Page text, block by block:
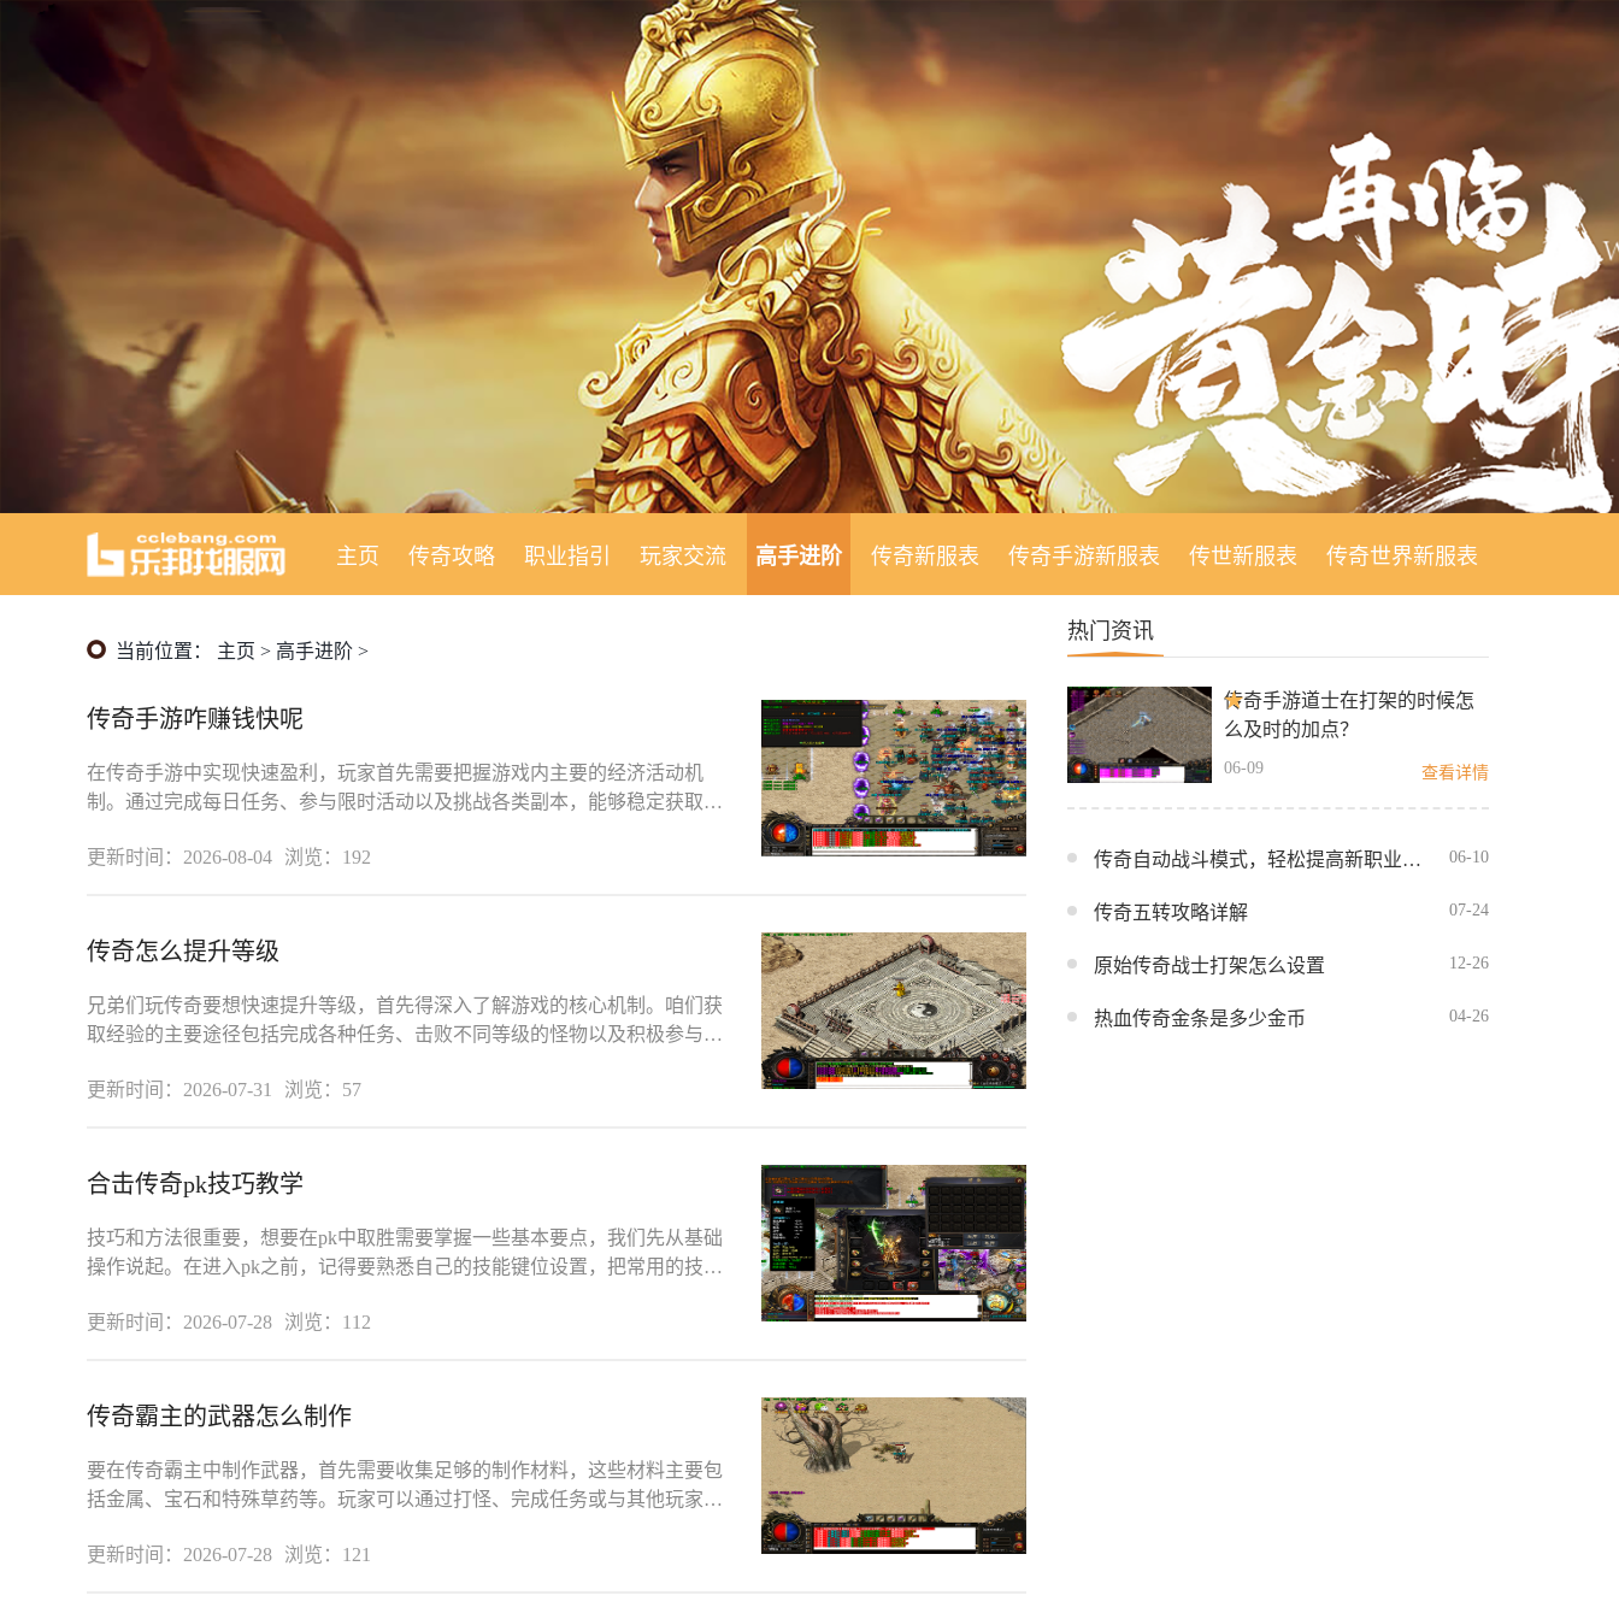
主页 传奇攻略 职业指引 玩家交流 高手进阶 传奇新服表 传奇手游新服表 传世新服表 传奇世界新服表
当前位置： 主页 > 高手进阶 >
传奇手游咋赚钱快呢
在传奇手游中实现快速盈利，玩家首先需要把握游戏内主要的经济活动机
制。通过完成每日任务、参与限时活动以及挑战各类副本，能够稳定获取金
更新时间：2026-08-04
浏览：192
传奇怎么提升等级
兄弟们玩传奇要想快速提升等级，首先得深入了解游戏的核心机制。咱们获
取经验的主要途径包括完成各种任务、击败不同等级的怪物以及积极参与游
更新时间：2026-07-31
浏览：57
合击传奇pk技巧教学
技巧和方法很重要，想要在pk中取胜需要掌握一些基本要点，我们先从基础
操作说起。在进入pk之前，记得要熟悉自己的技能键位设置，把常用的技能
更新时间：2026-07-28
浏览：112
传奇霸主的武器怎么制作
要在传奇霸主中制作武器，首先需要收集足够的制作材料，这些材料主要包
括金属、宝石和特殊草药等。玩家可以通过打怪、完成任务或与其他玩家交
更新时间：2026-07-28
浏览：121
热门资讯
传奇手游道士在打架的时候怎
么及时的加点？
06-09 查看详情
传奇自动战斗模式，轻松提高新职业灵枪的输出 06-10
传奇五转攻略详解 07-24
原始传奇战士打架怎么设置 12-26
热血传奇金条是多少金币 04-26